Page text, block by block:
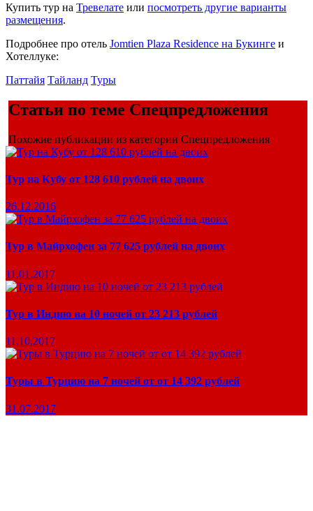
Купить тур на Тревелате или посмотреть другие варианты
размещения.
Подробнее про отель Jomtien Plaza Residence на Букинге и
Хотеллуке:
Паттайя Тайланд Туры
Статьи по теме Спецпредложения
Похожие публикации из категории Спецпредложения
Тур на Кубу от 128 610 рублей на двоих
26.12.2016
Тур в Майрхофен за 77 625 рублей на двоих
11.01.2017
Тур в Индию на 10 ночей от 23 213 рублей
11.10.2017
Туры в Турцию на 7 ночей от от 14 392 рублей
31.07.2017